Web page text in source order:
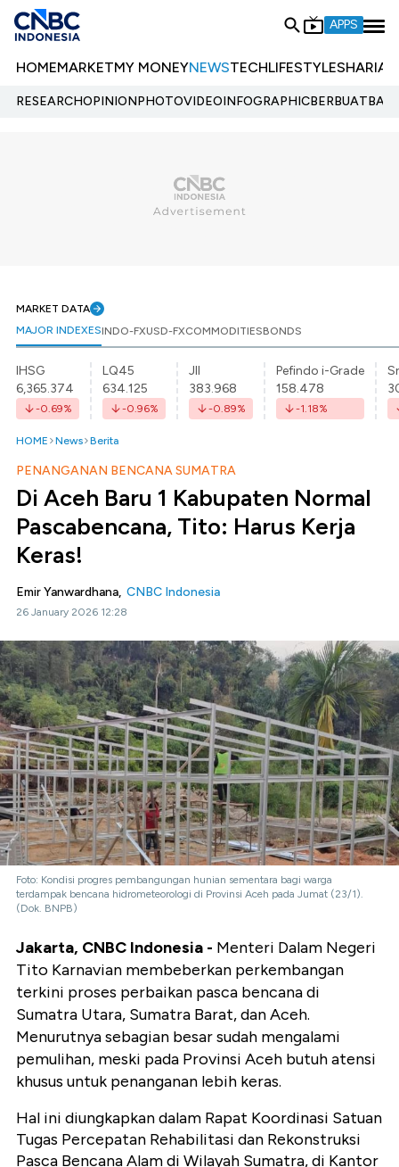
APPS
HOMEMARKETMY MONEYNEWSTECHLIFESTYLESHARIA
RESEARCHOPINIONPHOTOVIDEOINFOGRAPHIC
MARKET DATA
MAJOR INDEXESINDO-FXUSD-FXCOMMODITIESBONDS
IHSG
6,365.374
-0.69%
LQ45
634.125
-0.96%
JII
383.968
-0.89%
Pefindo i-Grade
158.478
-1.18%
HOME News Berita
PENANGANAN BENCANA SUMATRA
Di Aceh Baru 1 Kabupaten Normal
Pascabencana, Tito: Harus Kerja
Keras!
Emir Yanwardhana, CNBC Indonesia
26 January 2026 12:28
Foto: Kondisi progres pembangungan hunian sementara bagi warga
terdampak bencana hidrometeorologi di Provinsi Aceh pada Jumat (23/1).
(Dok. BNPB)
Jakarta, CNBC Indonesia - Menteri Dalam Negeri
Tito Karnavian membeberkan perkembangan
terkini proses perbaikan pasca bencana di
Sumatra Utara, Sumatra Barat, dan Aceh.
Menurutnya sebagian besar sudah mengalami
pemulihan, meski pada Provinsi Aceh butuh atensi
khusus untuk penanganan lebih keras.
Hal ini diungkapkan dalam Rapat Koordinasi Satuan
Tugas Percepatan Rehabilitasi dan Rekonstruksi
Pasca Bencana Alam di Wilayah Sumatra, di Kantor